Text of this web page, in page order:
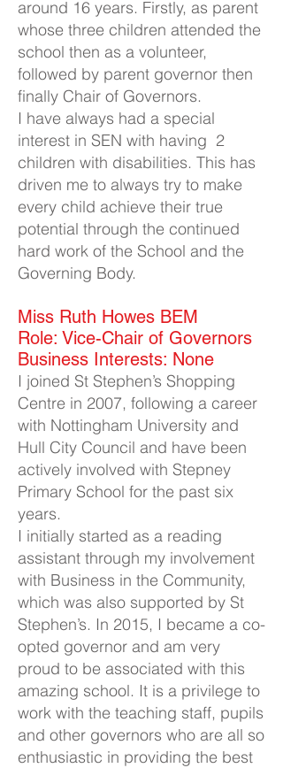
around 16 years. Firstly, as parent
whose three children attended the
school then as a volunteer,
followed by parent governor then
finally Chair of Governors.
I have always had a special
interest in SEN with having 2
children with disabilities. This has
driven me to always try to make
every child achieve their true
potential through the continued
hard work of the School and the
Governing Body.
Miss Ruth Howes BEM​
Role: Vice-Chair of Governors
Business Interests: None
I joined St Stephen’s Shopping
Centre in 2007, following a career
with Nottingham University and
Hull City Council and have been
actively involved with Stepney
Primary School for the past six
years.
I initially started as a reading
assistant through my involvement
with Business in the Community,
which was also supported by St
Stephen’s. In 2015, I became a co-
opted governor and am very
proud to be associated with this
amazing school. It is a privilege to
work with the teaching staff, pupils
and other governors who are all so
enthusiastic in providing the best